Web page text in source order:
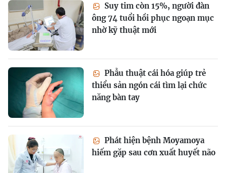
Suy tim còn 15%, người đàn
ông 74 tuổi hồi phục ngoạn mục
nhờ kỹ thuật mới
Phẫu thuật cái hóa giúp trẻ
thiểu sản ngón cái tìm lại chức
năng bàn tay
Phát hiện bệnh Moyamoya
hiếm gặp sau cơn xuất huyết não